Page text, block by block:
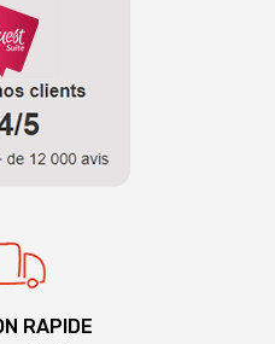
RAPIDE